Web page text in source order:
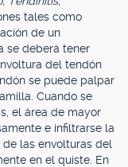
tales como
de un
se deberá tener
del tendón
se puede palpar
Cuando se
el área de mayor
e infiltrarse la
las envolturas del
en el quiste. En